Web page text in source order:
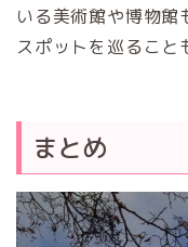
いる美術館や博物
スポットを巡ること
まとめ